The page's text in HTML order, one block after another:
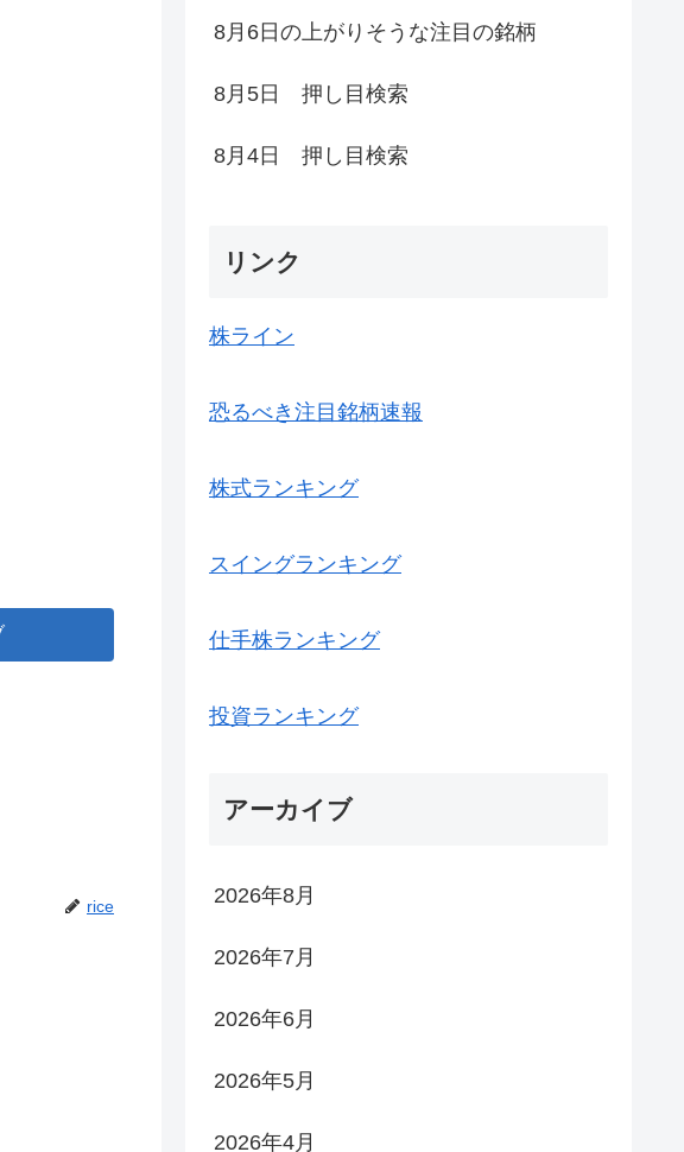
rice
8月6日の上がりそうな注目の銘柄
8月5日 押し目検索
8月4日 押し目検索
リンク
株ライン
恐るべき注目銘柄速報
株式ランキング
スイングランキング
仕手株ランキング
投資ランキング
アーカイブ
2026年8月
2026年7月
2026年6月
2026年5月
2026年4月